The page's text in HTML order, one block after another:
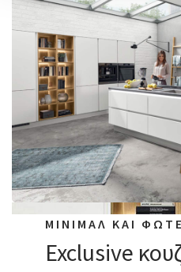
ΜΙΝΙΜΑΛ ΚΑΙ
Exclusive